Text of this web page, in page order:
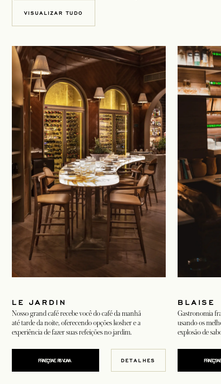
VISUALIZAR TUDO
LE JARDIN
Nosso grand café recebe você do café da manhã
até tarde da noite, oferecendo opções kosher e a
experiência de fazer suas refeições no jardim.
FAÇA SUA RESERVAOPENS IN A NEW TAB
DETALHES
BLAISE
Gastronomia
usando os
explosão de
FAÇA